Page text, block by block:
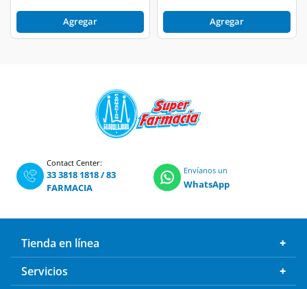
Agregar Agregar
Contact Center:
33 3818 1818/83
FARMACIA
Envíanos un
WhatsApp
Tienda en línea
Servicios